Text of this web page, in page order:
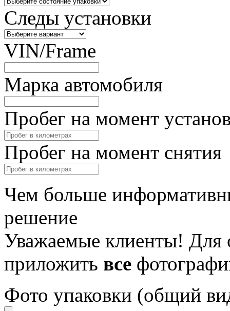
Следы установки
VIN/Frame
Марка автомобиля
Пробег на момент
Пробег на момент снятия
Чем больше
решение
Уважаемые клиенты! Для
приложить все
Фото упаковки (общий